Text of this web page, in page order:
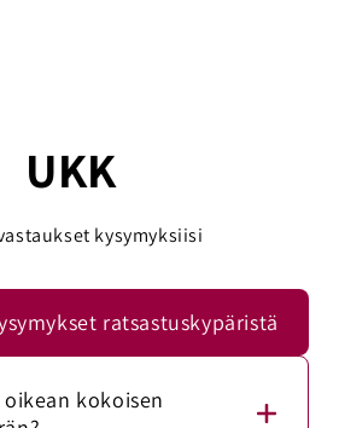
UKK
kysymyksiisi
ratsastuskypäristä
kokoisen